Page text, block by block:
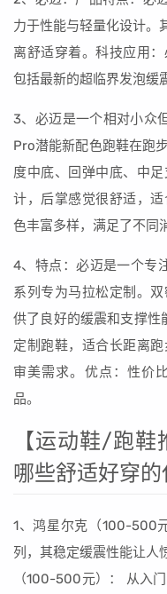
力于性能与轻量化设计。
离舒适穿着。科技应用：
包括最新的超临界发泡缓
3、必迈是一个相对小众
Pro潜能新配色跑鞋在跑
度中底、回弹中底、中
计，后掌感觉很舒适，
色丰富多样，满足了不同
4、特点：必迈是一个专
系列专为马拉松定制。
供了良好的缓震和支撑
定制跑鞋，适合长距离
审美需求。优点：性价
品。
【运动鞋/跑
哪些舒适好穿
1、鸿星尔克（100-500
列，其稳定缓震性能让人
（100-500元）： 从入